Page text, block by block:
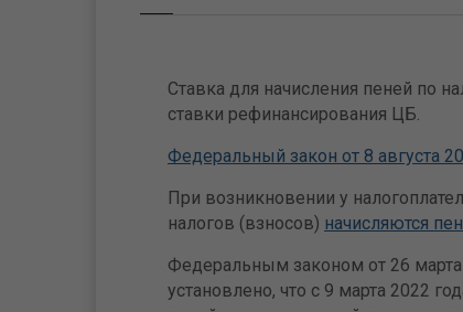
Ставка для начисления пеней по
ставки рефинансирования ЦБ.
Федеральный закон от 8 августа
При возникновении у
налогов (взносов) начисляются
Федеральным законом от 26
установлено, что с 9 марта 2022